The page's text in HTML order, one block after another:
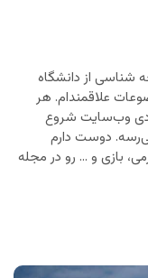
شناسی از دانشگاه
علاقمندام. هر
وب‌سایت شروع
دوست دارم
بازی و ... رو در مجله